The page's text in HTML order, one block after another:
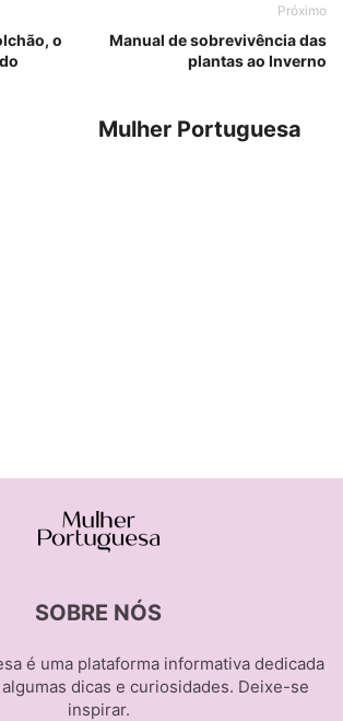
o
Próximo
Manual de sobrevivência das
plantas ao Inverno
Mulher Portuguesa
SOBRE NÓS
é uma plataforma informativa dedicada
dicas e curiosidades. Deixe-se
inspirar.